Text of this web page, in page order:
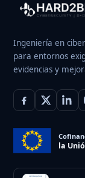
Ingeniería en
para entornos
evidencias y
la